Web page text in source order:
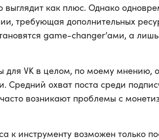
выглядит как плюс. Однако
требующая дополнительных
game-changer’ами, а
для VK в целом, по моему мнению,
Средний охват поста среди
возникают проблемы с
к инструменту возможен только